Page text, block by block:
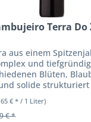
Terra
aus einem
und
Blüten,
solide
€ * / 1 Liter)
€ *